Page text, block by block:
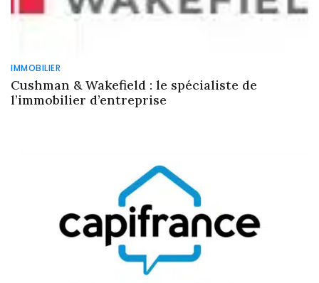
IMMOBILIER
Cushman & Wakefield : le spécialiste de
l’immobilier d’entreprise